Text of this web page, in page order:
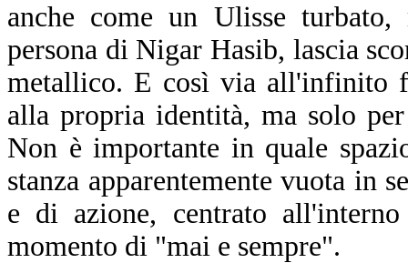
anche come un Ulisse turbato,
persona di Nigar Hasib, lascia
metallico. E così via all'infinito
alla propria identità, ma solo
Non è importante in quale
stanza apparentemente vuota in
e di azione, centrato
momento di "mai e sempre".